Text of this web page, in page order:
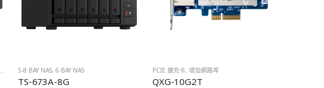
5-8 BAY NAS, 6-BAY NAS
TS-673A-8G
PCIE 擴充卡, 增加網路埠
QXG-10G2T